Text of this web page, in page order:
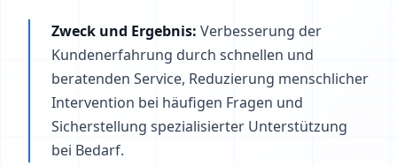
Zweck und Ergebnis: Verbesserung der
Kundenerfahrung durch schnellen und
beratenden Service, Reduzierung menschlicher
Intervention bei häufigen Fragen und
Sicherstellung spezialisierter Unterstützung
bei Bedarf.